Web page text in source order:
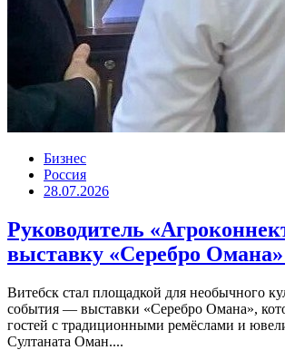
Бизнес
Россия
28.07.2026
Руководитель
выставку «Серебро Омана»
Витебск стал площадкой для необычного
события — выставки «Серебро Омана»,
гостей с традиционными ремёслами и
Султаната Оман....